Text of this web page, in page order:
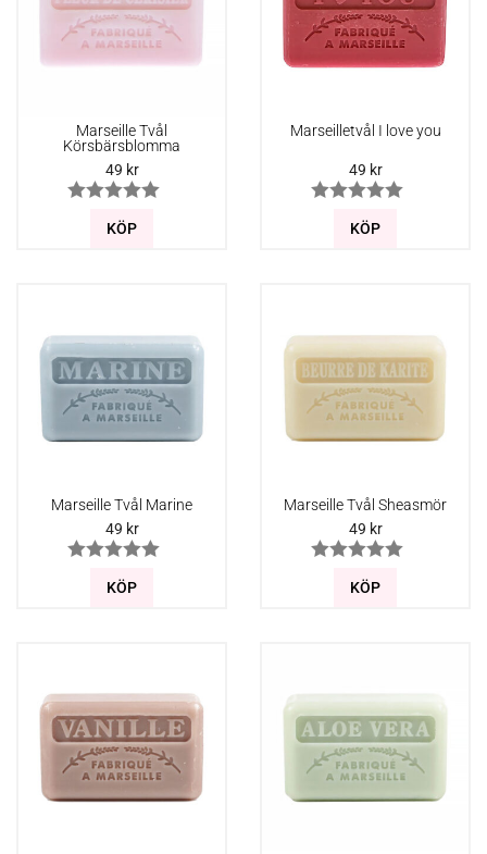
Marseille Tvål
Körsbärsblomma
49 kr
KÖP
Marseilletvål I love you
49 kr
KÖP
Marseille Tvål Marine
49 kr
KÖP
Marseille Tvål Sheasmör
49 kr
KÖP